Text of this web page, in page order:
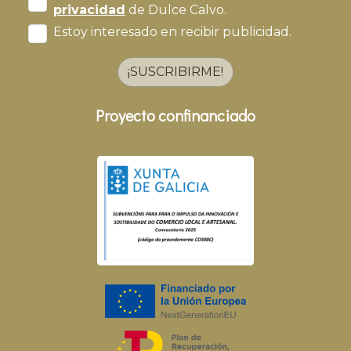
privacidad de Dulce Calvo.
Estoy interesado en recibir publicidad.
¡SUSCRIBIRME!
Proyecto confinanciado